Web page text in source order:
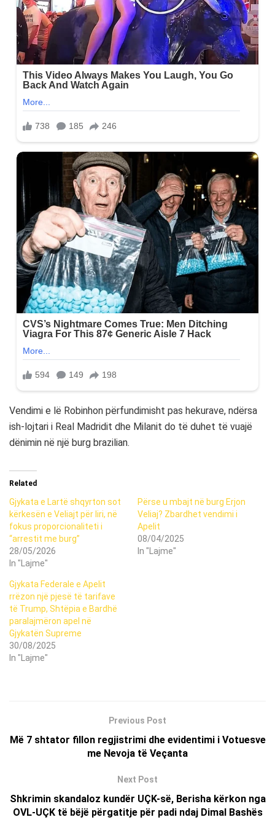
Vendimi e lë Robinhon përfundimisht pas hekurave, ndërsa
ish-lojtari i Real Madridit dhe Milanit do të duhet të vuajë
dënimin në një burg brazilian.
Related
Gjykata e Lartë shqyrton sot
kërkesën e Veliajt për liri, në
fokus proporcionaliteti i
“arrestit me burg”
28/05/2026
In "Lajme"
Përse u mbajt në burg Erjon
Veliaj? Zbardhet vendimi i
Apelit
08/04/2025
In "Lajme"
Gjykata Federale e Apelit
rrëzon një pjesë të tarifave
të Trump, Shtëpia e Bardhë
paralajmëron apel në
Gjykatën Supreme
30/08/2025
In "Lajme"
Previous Post
Më 7 shtator fillon regjistrimi dhe evidentimi i Votuesve
me Nevoja të Veçanta
Next Post
Shkrimin skandaloz kundër UÇK-së, Berisha kërkon nga
OVL-UÇK të bëjë përgatitje për padi ndaj Dimal Bashës